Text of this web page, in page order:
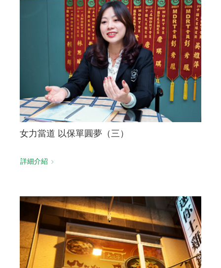
女力當道 以保單圓夢（三）
詳細介紹